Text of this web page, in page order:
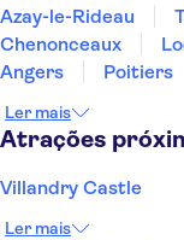
Azay-le-Rideau
Chenonceaux
Angers
Poitiers
Ler mais
Atrações
Villandry Castle
Ler mais